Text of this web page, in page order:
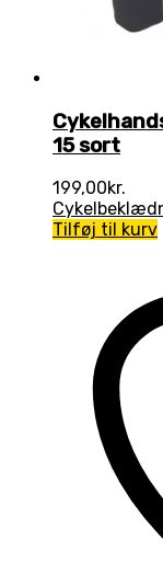
15 sort
199,00kr.
Tilføj til kurv